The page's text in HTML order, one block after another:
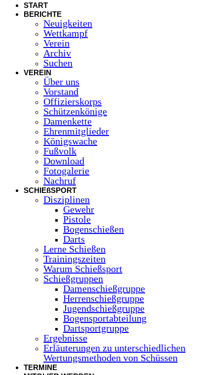
START
BERICHTE
Neuigkeiten
Wettkampf
Verein
Archiv
Suchen
VEREIN
Über uns
Vorstand
Offizierskorps
Schützenkönige
Damenkette
Ehrenmitglieder
Königswache
Fußvolk
Download
Fotogalerie
Nachruf
SCHIEßSPORT
Disziplinen
Gewehr
Pistole
Bogenschießen
Darts
Lerne Schießen
Trainingszeiten
Warum Schießsport
Schießgruppen
Damenschießgruppe
Herrenschießgruppe
Jugendschießgruppe
Bogensportabteilung
Dartsportgruppe
Ergebnisse
Erläuterungen zu unterschiedlichen
Wertungsmethoden von Schüssen
TERMINE